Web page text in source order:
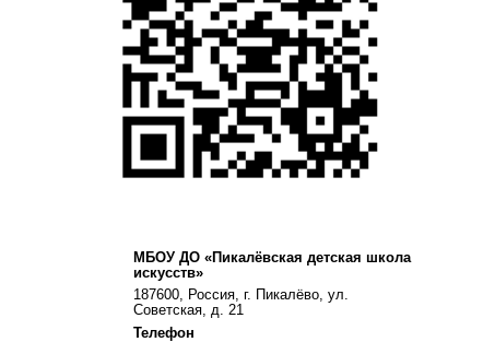
МБОУ ДО «Пикалёвская детская школа
искусств»
187600, Россия, г. Пикалёво, ул.
Советская, д. 21
Телефон